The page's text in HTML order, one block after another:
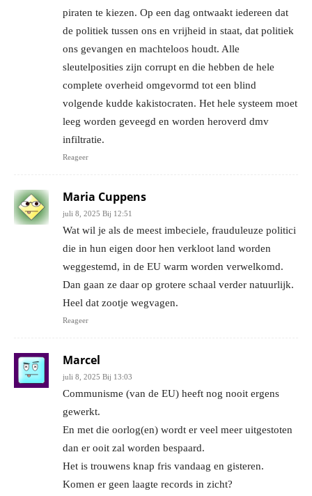
piraten te kiezen. Op een dag ontwaakt iedereen dat
de politiek tussen ons en vrijheid in staat, dat politiek
ons gevangen en machteloos houdt. Alle
sleutelposities zijn corrupt en die hebben de hele
complete overheid omgevormd tot een blind
volgende kudde kakistocraten. Het hele systeem moet
leeg worden geveegd en worden heroverd dmv
infiltratie.
Reageer
Maria Cuppens
juli 8, 2025 Bij 12:51
Wat wil je als de meest imbeciele, frauduleuze politici
die in hun eigen door hen verkloot land worden
weggestemd, in de EU warm worden verwelkomd.
Dan gaan ze daar op grotere schaal verder natuurlijk.
Heel dat zootje wegvagen.
Reageer
Marcel
juli 8, 2025 Bij 13:03
Communisme (van de EU) heeft nog nooit ergens
gewerkt.
En met die oorlog(en) wordt er veel meer uitgestoten
dan er ooit zal worden bespaard.
Het is trouwens knap fris vandaag en gisteren.
Komen er geen laagte records in zicht?